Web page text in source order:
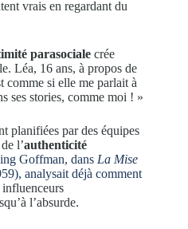
vrais en regardant du
parasociale crée
Léa, 16 ans, à propos de
comme si elle me parlait à
ses stories, comme moi ! »
planifiées par des équipes
l’authenticité
Goffman, dans La Mise
analysait déjà comment
l’absurde.